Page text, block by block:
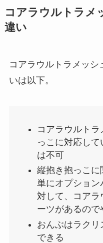
コアラウルトラメ
違い
コアラウルトラメッ
いは以下。
コアラウルト
っこに対応し
は不可
縦抱き抱っこに
単にオプション
対して、コア
ーツがあるので
おんぶはラクリ
できる